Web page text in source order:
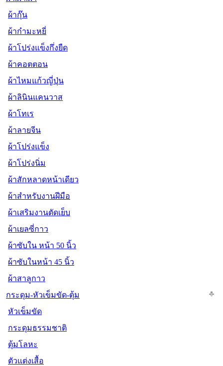
ผ้ากุ๊น
ผ้ากำมะหยี่
ผ้าโปร่งแข็งกึ่งยืด
ผ้าคอตตอน
ผ้าไหมแก้วญี่ปุ่น
ผ้าลินินแคนวาส
ผ้าโทเร
ผ้าลายจีน
ผ้าโปร่งแข็ง
ผ้าโปร่งนิ่ม
ผ้าสักหลาดหน้าเดียว
ผ้าสำหรับงานฝีมือ
ผ้าเสริมงานตัดเย็บ
ผ้าเยลซี่กาว
ผ้าซับใน หน้า 50 นิ้ว
ผ้าซับในหน้า 45 นิ้ว
ผ้าสาลูกาว
กระดุม-หัวเข็มขัด-ตุ้ม
หัวเข็มขัด
กระดุมธรรมชาติ
ตุ้มโลหะ
ตัวแต่งเสื้อ